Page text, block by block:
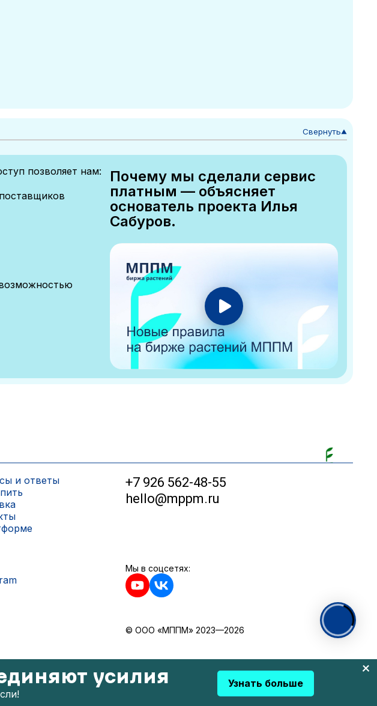
Свернуть▼
позволяет нам:
Почему мы сделали сервис
платным — объясняет
основатель проекта Илья
Сабуров.
усилия Узнать больше
и ответы
+7 926 562-48-55
hello@mppm.ru
Мы в соцсетях:
© ООО «МППМ» 2023—2026